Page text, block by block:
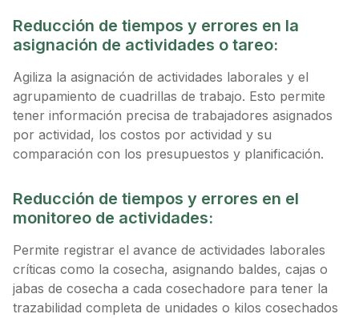
Reducción de tiempos y errores en la
asignación de actividades o tareo:
Agiliza la asignación de actividades laborales y el
agrupamiento de cuadrillas de trabajo. Esto permite
tener información precisa de trabajadores asignados
por actividad, los costos por actividad y su
comparación con los presupuestos y planificación.
Reducción de tiempos y errores en el
monitoreo de actividades:
Permite registrar el avance de actividades laborales
críticas como la cosecha, asignando baldes, cajas o
jabas de cosecha a cada cosechadore para tener la
trazabilidad completa de unidades o kilos cosechados